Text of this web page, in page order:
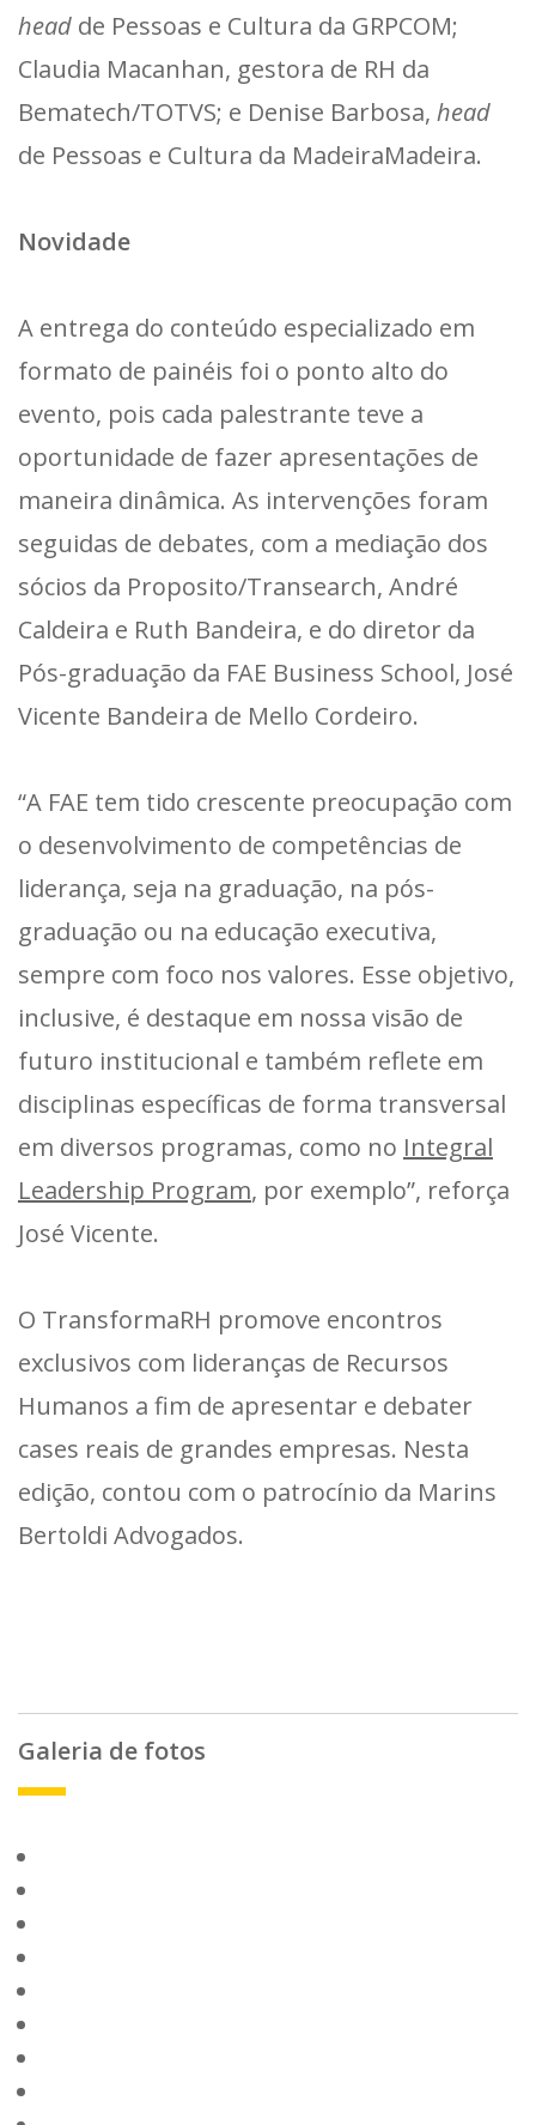
head de Pessoas e Cultura da GRPCOM;
Claudia Macanhan, gestora de RH da
Bematech/TOTVS; e Denise Barbosa, head
de Pessoas e Cultura da MadeiraMadeira.
Novidade
A entrega do conteúdo especializado em
formato de painéis foi o ponto alto do
evento, pois cada palestrante teve a
oportunidade de fazer apresentações de
maneira dinâmica. As intervenções foram
seguidas de debates, com a mediação dos
sócios da Proposito/Transearch, André
Caldeira e Ruth Bandeira, e do diretor da
Pós-graduação da FAE Business School, José
Vicente Bandeira de Mello Cordeiro.
“A FAE tem tido crescente preocupação com
o desenvolvimento de competências de
liderança, seja na graduação, na pós-
graduação ou na educação executiva,
sempre com foco nos valores. Esse objetivo,
inclusive, é destaque em nossa visão de
futuro institucional e também reflete em
disciplinas específicas de forma transversal
em diversos programas, como no Integral
Leadership Program, por exemplo”, reforça
José Vicente.
O TransformaRH promove encontros
exclusivos com lideranças de Recursos
Humanos a fim de apresentar e debater
cases reais de grandes empresas. Nesta
edição, contou com o patrocínio da Marins
Bertoldi Advogados.
Galeria de fotos